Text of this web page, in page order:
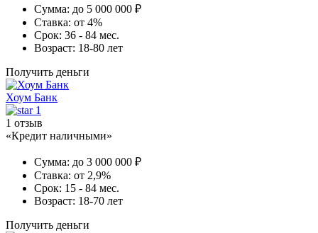
Сумма: до 5 000 000 ₽
Ставка: от 4%
Срок: 36 - 84 мес.
Возраст: 18-80 лет
Получить деньги
Хоум Банк
1
1 отзыв
«Кредит наличными»
Сумма: до 3 000 000 ₽
Ставка: от 2,9%
Срок: 15 - 84 мес.
Возраст: 18-70 лет
Получить деньги